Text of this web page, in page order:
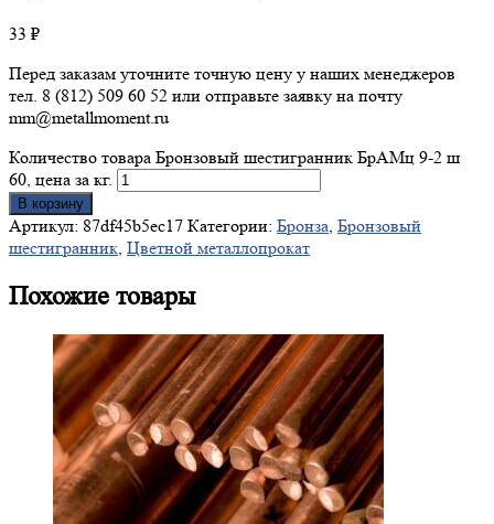
33 ₽
Перед заказам уточните точную цену у наших менеджеров
тел. 8 (812) 509 60 52 или отправьте заявку на почту
mm@metallmoment.ru
Количество товара Бронзовый шестигранник БрАМц 9-2 ш
60, цена за кг.
В корзину
Артикул: 87df45b5ec17 Категории: Бронза, Бронзовый
шестигранник, Цветной металлопрокат
Похожие товары